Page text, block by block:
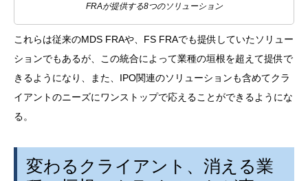
FRAが提供する8つのソリューション
これらは従来のMDS FRAや、 FS FRAでも提供していたソリュー
ションでもあるが、この統合によって業種の垣根を超えて提供で
きるようになり、また、 IPO関連のソリューションも含めてクラ
イアントのニーズにワンストップで応えることができるようにな
る。
変わるクライアント、消える業